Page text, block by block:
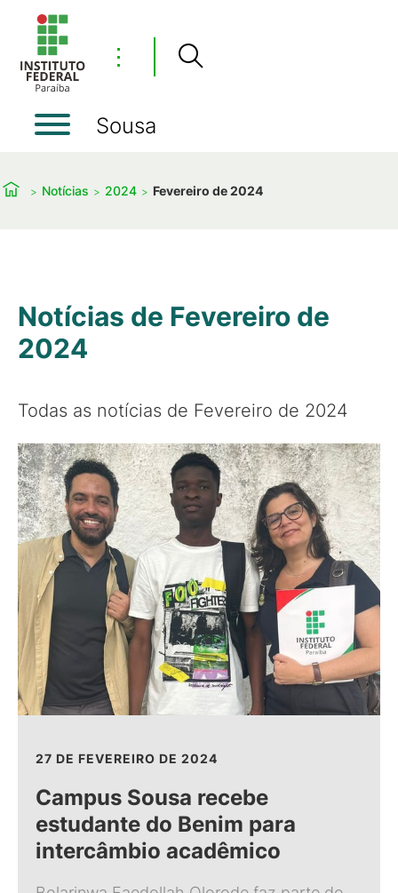
⋮
Sousa
Notícias 2024 Fevereiro de 2024
Notícias de Fevereiro de
2024
Todas as notícias de Fevereiro de 2024
27 DE FEVEREIRO DE 2024
Campus Sousa recebe
estudante do Benim para
intercâmbio acadêmico